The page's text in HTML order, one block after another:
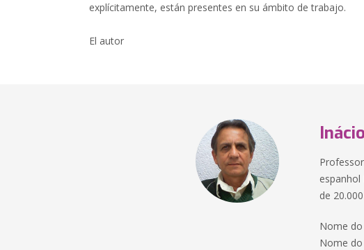
explícitamente, están presentes en su ámbito de trabajo.
El autor
espanhol
de
Nome
Nome